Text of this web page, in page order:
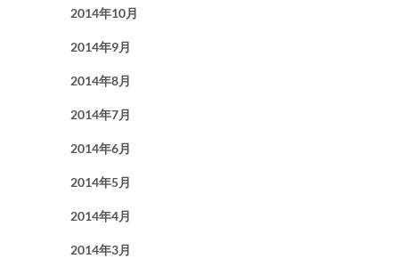
2014年10月
2014年9月
2014年8月
2014年7月
2014年6月
2014年5月
2014年4月
2014年3月